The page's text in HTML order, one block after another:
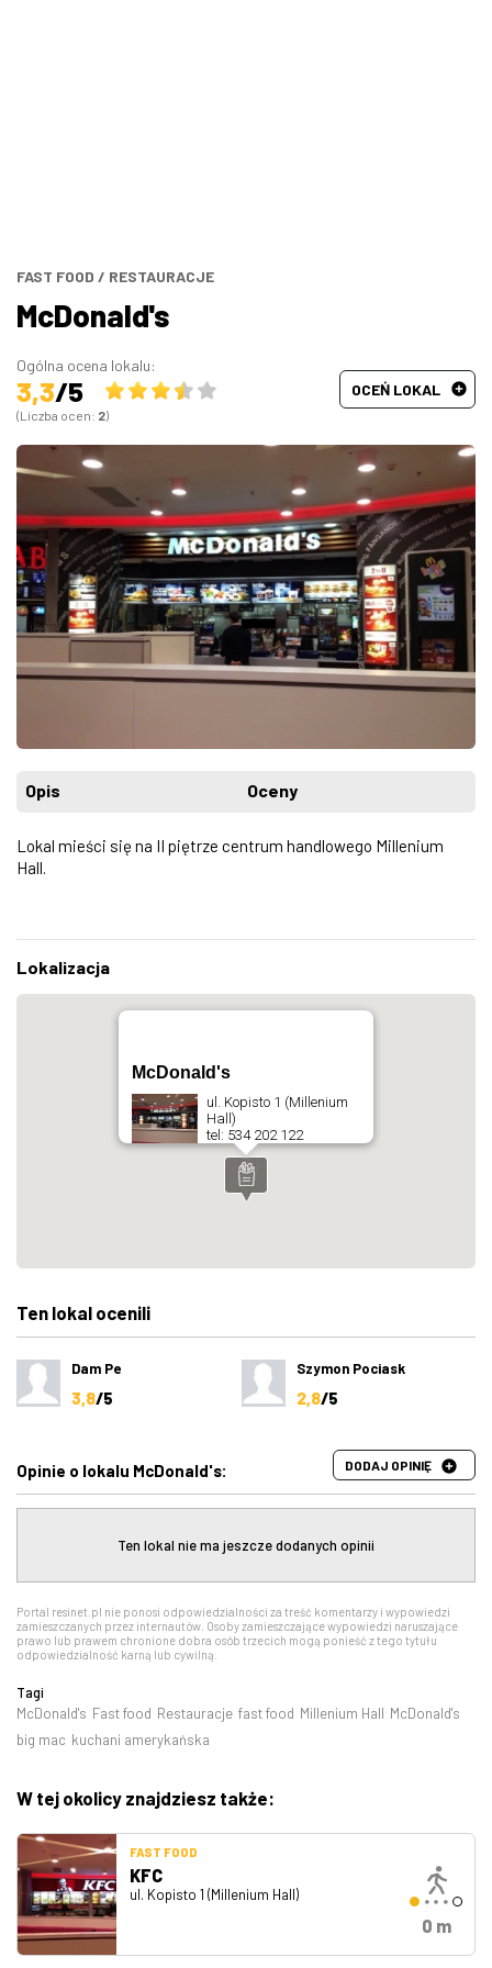
Hiszpańska
Francuska
FAST FOOD / RESTAURACJE
McDonald's
Ogólna ocena lokalu:
3,3/5
(Liczba ocen: 2)
OCEŃ LOKAL
Opis Oceny
Lokal mieści się na II piętrze centrum handlowego Millenium
Hall.
Lokalizacja
McDonald's
ul. Kopisto 1 (Millenium
Hall)
tel: 534 202 122
Ten lokal ocenili
Dam Pe
3,8/5
Szymon Pociask
2,8/5
Opinie o lokalu McDonald's: DODAJ OPINIĘ
Ten lokal nie ma jeszcze dodanych opinii
Portal resinet.pl nie ponosi odpowiedzialności za treść komentarzy i wypowiedzi
zamieszczanych przez internautów. Osoby zamieszczające wypowiedzi naruszające
prawo lub prawem chronione dobra osób trzecich mogą ponieść z tego tytułu
odpowiedzialność karną lub cywilną.
Tagi
McDonald's Fast food Restauracje fast food Millenium Hall McDonald's
big mac kuchani amerykańska
W tej okolicy znajdziesz także:
FAST FOOD
KFC
ul. Kopisto 1 (Millenium Hall)
0 m